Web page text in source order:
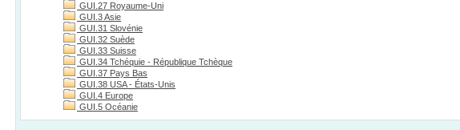
GUI.27 Royaume-Uni
GUI.3 Asie
GUI.31 Slovénie
GUI.32 Suède
GUI.33 Suisse
GUI.34 Tchéquie - République Tchèque
GUI.37 Pays Bas
GUI.38 USA - États-Unis
GUI.4 Europe
GUI.5 Océanie